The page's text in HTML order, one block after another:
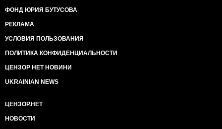
ФОНД ЮРИЯ БУТУСОВА
РЕКЛАМА
УСЛОВИЯ ПОЛЬЗОВАНИЯ
ПОЛИТИКА КОНФИДЕНЦИАЛЬНОСТИ
ЦЕНЗОР НЕТ НОВИНИ
UKRAINIAN NEWS
ЦЕНЗОР.НЕТ
НОВОСТИ